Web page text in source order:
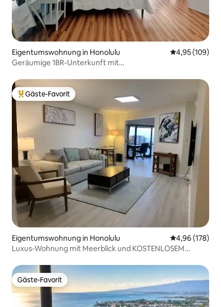
Eigentumswohnung in Honolulu
4,95 (109)
Geräumige 1BR-Unterkunft mit
Beliebter Gäste-Favorit.
Gäste-Favorit
Eigentumswohnung in Honolulu
4,96 (178)
Luxus-Wohnung mit Meerblick und KOSTENLOSEM
Gäste-Favorit
Gäste-Favorit